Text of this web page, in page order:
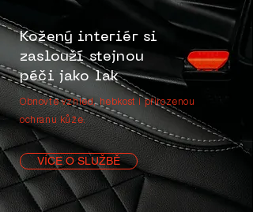
Kožený interiér si
zaslouží stejnou
péči jako lak
Obnovte vzhled, hebkost i přirozenou
ochranu kůže.
VÍCE O SLUŽBĚ